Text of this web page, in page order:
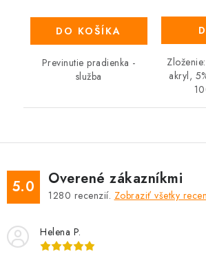
DO KOŠÍKA
Previnutie pradienka -
služba
akryl,
5.0 Overené zákazníkmi
1280 recenzií. Zobraziť všetky
Helena P.